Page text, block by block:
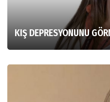
KIŞ DEPRESYONUNU